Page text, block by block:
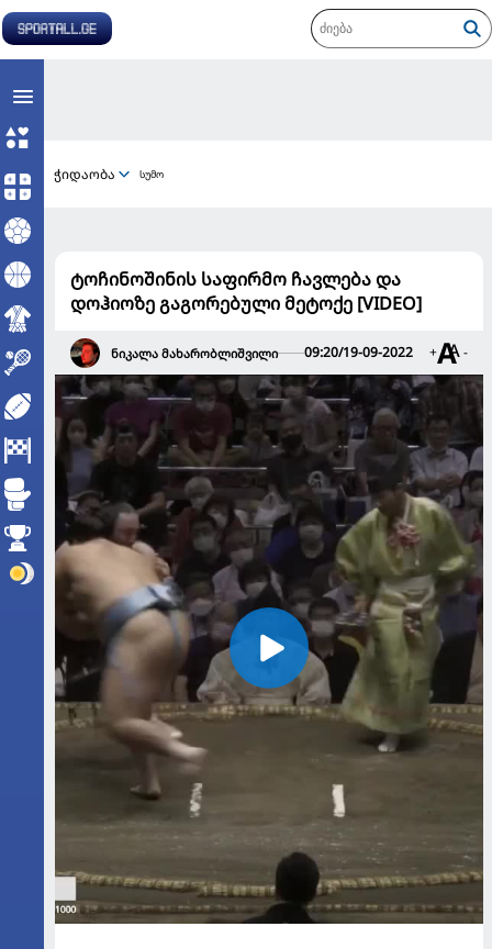
ჭიდაობა სუმო
ტოჩინოშინის საფირმო ჩავლება და
დოჰიოზე გაგორებული მეტოქე [VIDEO]
ნიკალა მახარობლიშვილი 09:20/19-09-2022 + -